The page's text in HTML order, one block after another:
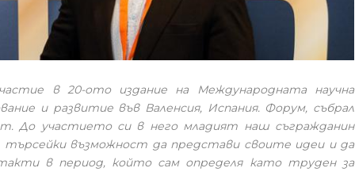
в 20-ото издание на Международната научна
и развитие във Валенсия, Испания. Форум, събрал
До участието си в него младият наш съгражданин
търсейки възможност да представи своите идеи и да
в период, който сам определя като труден за